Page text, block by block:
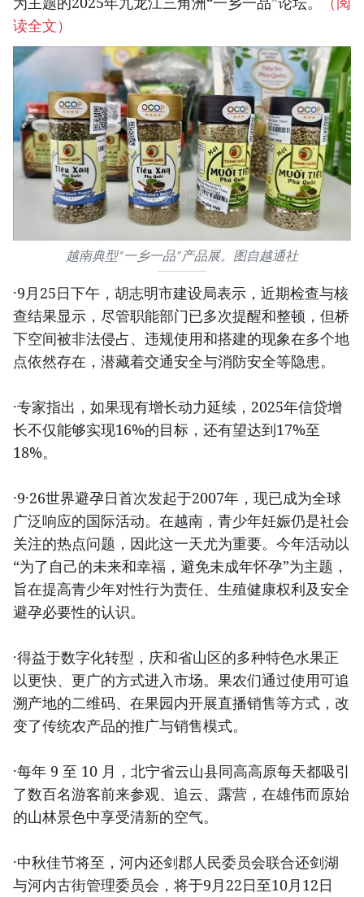
读全文）
越南典型“一乡一品”产品展。图自越通社
·9月25日下午，胡志明市建设局表示，近期检查与核
查结果显示，尽管职能部门已多次提醒和整顿，但桥
下空间被非法侵占、违规使用和搭建的现象在多个地
点依然存在，潜藏着交通安全与消防安全等隐患。
·专家指出，如果现有增长动力延续，2025年信贷增
长不仅能够实现16%的目标，还有望达到17%至
18%。
·9·26世界避孕日首次发起于2007年，现已成为全球
广泛响应的国际活动。在越南，青少年妊娠仍是社会
关注的热点问题，因此这一天尤为重要。今年活动以
“为了自己的未来和幸福，避免未成年怀孕”为主题，
旨在提高青少年对性行为责任、生殖健康权利及安全
避孕必要性的认识。
·得益于数字化转型，庆和省山区的多种特色水果正
以更快、更广的方式进入市场。果农们通过使用可追
溯产地的二维码、在果园内开展直播销售等方式，改
变了传统农产品的推广与销售模式。
·每年 9 至 10 月，北宁省云山县同高高原每天都吸引
了数百名游客前来参观、追云、露营，在雄伟而原始
的山林景色中享受清新的空气。
·中秋佳节将至，河内还剑郡人民委员会联合还剑湖
与河内古街管理委员会，将于9月22日至10月12日